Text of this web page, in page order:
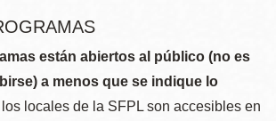
están abiertos al público (no es
a menos que se indique lo
los locales de la SFPL son accesibles en